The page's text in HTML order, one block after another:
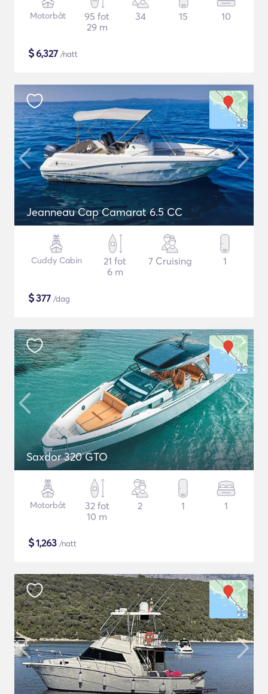
Motorbåt
95 fot
29 m
34 15 10
$6,327 /natt
Jeanneau Cap Camarat 6.5 CC
Cuddy Cabin
21 fot
6 m
7 Cruising 1
$377 /dag
Saxdor 320 GTO
Motorbåt
32 fot
10 m
2 1 1
$1,263 /natt